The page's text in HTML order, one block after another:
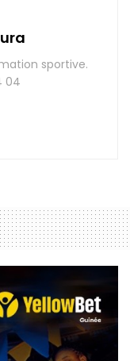
sportive.
04